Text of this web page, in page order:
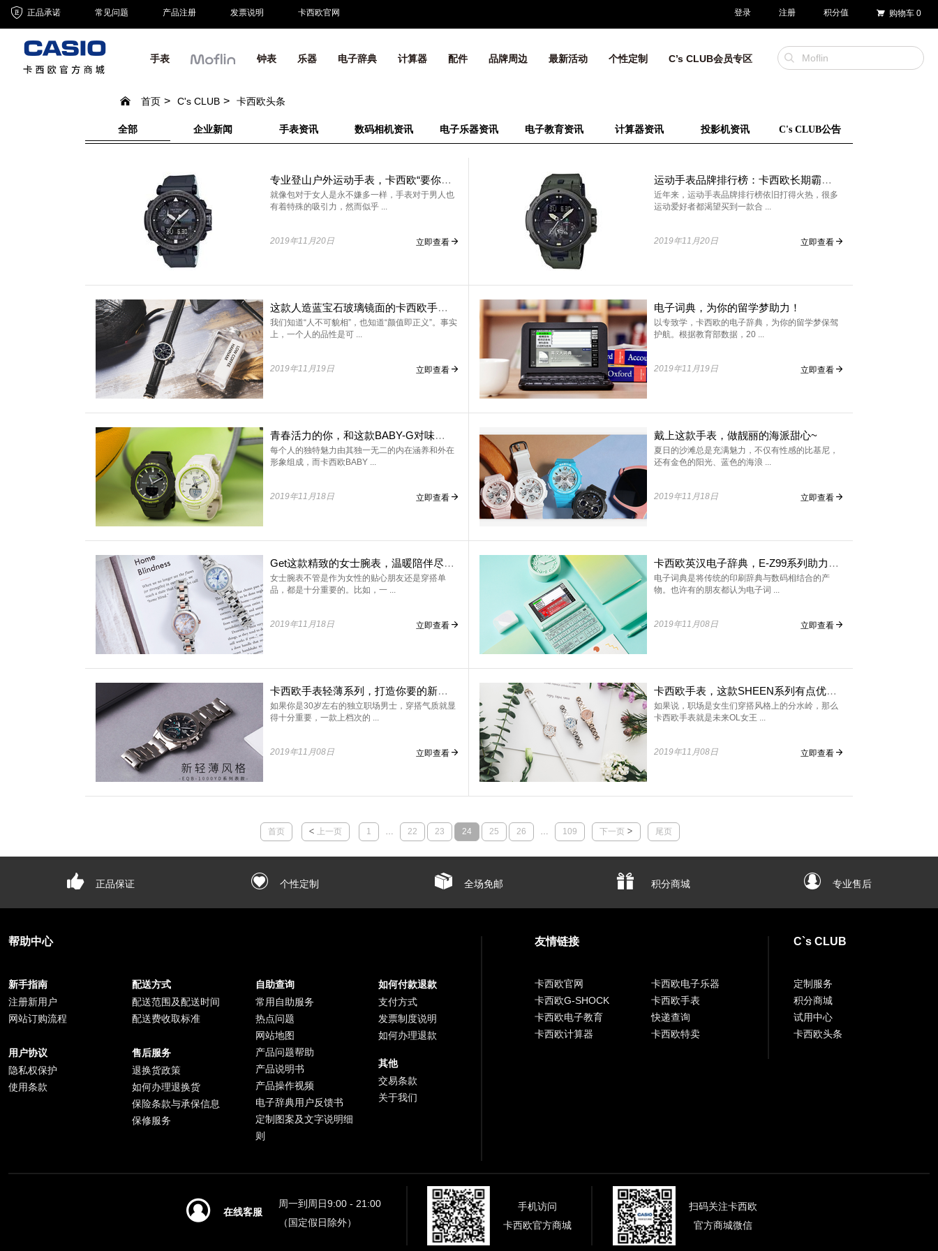
正品承诺 常见问题 产品注册 发票说明 卡西欧官网 登录 注册 积分值 购物车 0
手表 钟表 乐器 电子辞典 计算器 配件 品牌周边 最新活动 个性定制 C’s CLUB会员专区
首页 C's CLUB 卡西欧头条
全部 企业新闻 手表资讯 数码相机资讯 电子乐器资讯 电子教育资讯 计算器资讯 投影机资讯 C's CLUB公告
专业登山户外运动手表，卡西欧“要你好看”！
就像包对于女人是永不嫌多一样，手表对于男人也
有着特殊的吸引力，然而似乎 ...
2019年11月20日 立即查看
运动手表品牌排行榜：卡西欧长期霸榜！
近年来，运动手表品牌排行榜依旧打得火热，很多
运动爱好者都渴望买到一款合 ...
2019年11月20日 立即查看
这款人造蓝宝石玻璃镜面的卡西欧手表，商务型男之选！
我们知道“人不可貌相”，也知道“颜值即正义”。事实
上，一个人的品性是可 ...
2019年11月19日 立即查看
电子词典，为你的留学梦助力！
以专致学，卡西欧的电子辞典，为你的留学梦保驾
护航。根据教育部数据，20 ...
2019年11月19日 立即查看
青春活力的你，和这款BABY-G对味了吗？
每个人的独特魅力由其独一无二的内在涵养和外在
形象组成，而卡西欧BABY ...
2019年11月18日 立即查看
戴上这款手表，做靓丽的海派甜心~
夏日的沙滩总是充满魅力，不仅有性感的比基尼，
还有金色的阳光、蓝色的海浪 ...
2019年11月18日 立即查看
Get这款精致的女士腕表，温暖陪伴尽显优雅！
女士腕表不管是作为女性的贴心朋友还是穿搭单
品，都是十分重要的。比如，一 ...
2019年11月18日 立即查看
卡西欧英汉电子辞典，E-Z99系列助力你的中高考！
电子词典是将传统的印刷辞典与数码相结合的产
物。也许有的朋友都认为电子词 ...
2019年11月08日 立即查看
卡西欧手表轻薄系列，打造你要的新轻薄商务风格！
如果你是30岁左右的独立职场男士，穿搭气质就显
得十分重要，一款上档次的 ...
2019年11月08日 立即查看
卡西欧手表，这款SHEEN系列有点优雅！
如果说，职场是女生们穿搭风格上的分水岭，那么
卡西欧手表就是未来OL女王 ...
2019年11月08日 立即查看
首页 上一页 1 … 22 23 24 25 26 … 109 下一页 尾页
正品保证 个性定制 全场免邮 积分商城 专业售后
帮助中心
新手指南
注册新用户
网站订购流程
用户协议
隐私权保护
使用条款
配送方式
配送范围及配送时间
配送费收取标准
售后服务
退换货政策
如何办理退换货
保险条款与承保信息
保修服务
自助查询
常用自助服务
热点问题
网站地图
产品问题帮助
产品说明书
产品操作视频
电子辞典用户反馈书
定制图案及文字说明细
则
如何付款退款
支付方式
发票制度说明
如何办理退款
其他
交易条款
关于我们
友情链接
卡西欧官网
卡西欧G-SHOCK
卡西欧电子教育
卡西欧计算器
卡西欧电子乐器
卡西欧手表
快递查询
卡西欧特卖
C`s CLUB
定制服务
积分商城
试用中心
卡西欧头条
在线客服
周一到周日9:00 - 21:00
（国定假日除外）
手机访问
卡西欧官方商城
扫码关注卡西欧
官方商城微信